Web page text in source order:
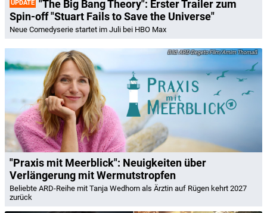
UPDATE "The Big Bang Theory": Erster Trailer zum
Spin-off "Stuart Fails to Save the Universe"
Neue Comedyserie startet im Juli bei HBO Max
ARD Degeto Film/Arnim Thomaß
"Praxis mit Meerblick": Neuigkeiten über
Verlängerung mit Wermutstropfen
Beliebte ARD-Reihe mit Tanja Wedhorn als Ärztin auf Rügen kehrt 2027
zurück